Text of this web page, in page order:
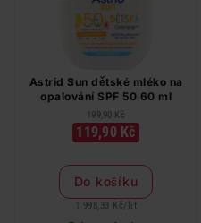
Astrid Sun dětské mléko na
opalování SPF 50 60 ml
199,90 Kč
119,90 Kč
Do košíku
1 998,33 Kč/ lit